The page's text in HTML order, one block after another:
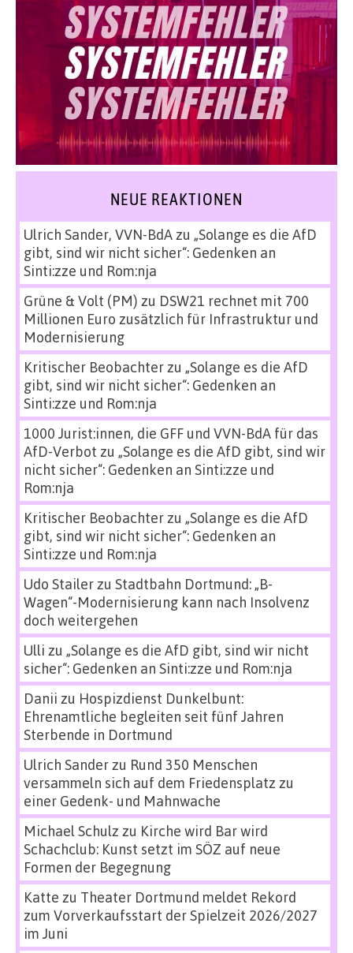
NEUE REAKTIONEN
Ulrich Sander, VVN-BdAzu „Solange es die AfD
gibt, sind wir nicht sicher“: Gedenken an
Sinti:zze und Rom:nja
Grüne & Volt (PM) zu DSW21 rechnet mit 700
Millionen Euro zusätzlich für Infrastruktur und
Modernisierung
Kritischer Beobachterzu „Solange es die AfD
gibt, sind wir nicht sicher“: Gedenken an
Sinti:zze und Rom:nja
1000 Jurist:innen, die GFF und VVN-BdA für das
AfD-Verbot zu „Solange es die AfD gibt, sind wir
nicht sicher“: Gedenken an Sinti:zze und
Rom:nja
Kritischer Beobachterzu „Solange es die AfD
gibt, sind wir nicht sicher“: Gedenken an
Sinti:zze und Rom:nja
Udo Stailerzu Stadtbahn Dortmund: „B-
Wagen“-Modernisierung kann nach Insolvenz
doch weitergehen
Ulli zu „Solange es die AfD gibt, sind wir nicht
sicher“: Gedenken an Sinti:zze und Rom:nja
Danii zu Hospizdienst Dunkelbunt:
Ehrenamtliche begleiten seit fünf Jahren
Sterbende in Dortmund
Ulrich Sanderzu Rund 350 Menschen
versammeln sich auf dem Friedensplatz zu
einer Gedenk- und Mahnwache
Michael Schulz zu Kirche wird Bar wird
Schachclub: Kunst setzt im SÖZ auf neue
Formen der Begegnung
Katte zu Theater Dortmund meldet Rekord
zum Vorverkaufsstart der Spielzeit 2026/2027
im Juni